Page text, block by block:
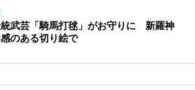
統武芸「騎馬打毬」がお守りに 新羅神
のある切り絵で